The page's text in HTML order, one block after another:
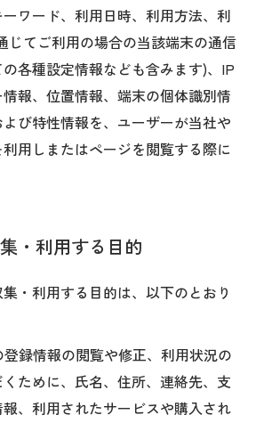
ワード、利用日時、利用方法、利
じてご利用の場合の当該端末の通信
各種設定情報なども含みます)、IP
報、位置情報、端末の個体識別情
び特性情報を、ユーザーが当社や
用しまたはページを閲覧する際に
・利用する目的
・利用する目的は、以下のとおり
録情報の閲覧や修正、利用状況の
ために、氏名、住所、連絡先、支
、利用されたサービスや購入され